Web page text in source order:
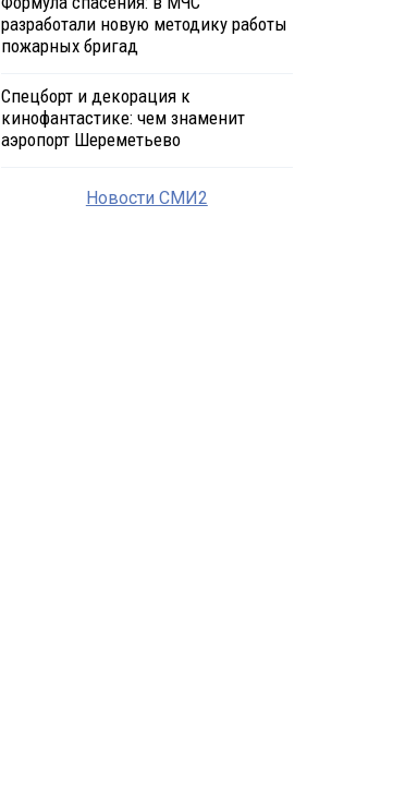
разработали новую методику работы
пожарных бригад
Спецборт и декорация к
кинофантастике: чем знаменит
аэропорт Шереметьево
Новости СМИ2